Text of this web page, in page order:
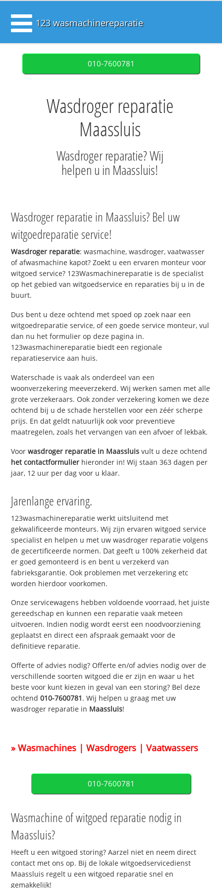
123 wasmachinereparatie
010-7600781
Wasdroger reparatie
Maassluis
Wasdroger reparatie? Wij
helpen u in Maassluis!
Wasdroger reparatie in Maassluis? Bel uw
witgoedreparatie service!
Wasdroger reparatie: wasmachine, wasdroger, vaatwasser
of afwasmachine kapot? Zoekt u een ervaren monteur voor
witgoed service? 123Wasmachinereparatie is de specialist
op het gebied van witgoedservice en reparaties bij u in de
buurt.
Dus bent u deze ochtend met spoed op zoek naar een
witgoedreparatie service, of een goede service monteur, vul
dan nu het formulier op deze pagina in.
123wasmachinereparatie biedt een regionale
reparatieservice aan huis.
Waterschade is vaak als onderdeel van een
woonverzekering meeverzekerd. Wij werken samen met alle
grote verzekeraars. Ook zonder verzekering komen we deze
ochtend bij u de schade herstellen voor een zéér scherpe
prijs. En dat geldt natuurlijk ook voor preventieve
maatregelen, zoals het vervangen van een afvoer of lekbak.
Voorwasdroger reparatie in Maassluis vult u deze ochtend
het contactformulier hieronder in! Wij staan 363 dagen per
jaar, 12 uur per dag voor u klaar.
Jarenlange ervaring.
123wasmachinereparatie werkt uitsluitend met
gekwalificeerde monteurs. Wij zijn ervaren witgoed service
specialist en helpen u met uw wasdroger reparatie volgens
de gecertificeerde normen. Dat geeft u 100% zekerheid dat
er goed gemonteerd is en bent u verzekerd van
fabrieksgarantie. Ook problemen met verzekering etc
worden hierdoor voorkomen.
Onze servicewagens hebben voldoende voorraad, het juiste
gereedschap en kunnen een reparatie vaak meteen
uitvoeren. Indien nodig wordt eerst een noodvoorziening
geplaatst en direct een afspraak gemaakt voor de
definitieve reparatie.
Offerte of advies nodig? Offerte en/of advies nodig over de
verschillende soorten witgoed die er zijn en waar u het
beste voor kunt kiezen in geval van een storing? Bel deze
ochtend010-7600781. Wij helpen u graag met uw
wasdroger reparatie in Maassluis!
» Wasmachines | Wasdrogers | Vaatwassers
010-7600781
Wasmachine of witgoed reparatie nodig in
Maassluis?
Heeft u een witgoed storing? Aarzel niet en neem direct
contact met ons op. Bij de lokale witgoedservicedienst
Maassluis regelt u een witgoed reparatie snel en
gemakkelijk!